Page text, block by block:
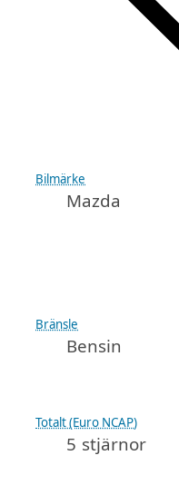
Bilmärke
Mazda
Bränsle
Bensin
Totalt (Euro NCAP)
5 stjärnor